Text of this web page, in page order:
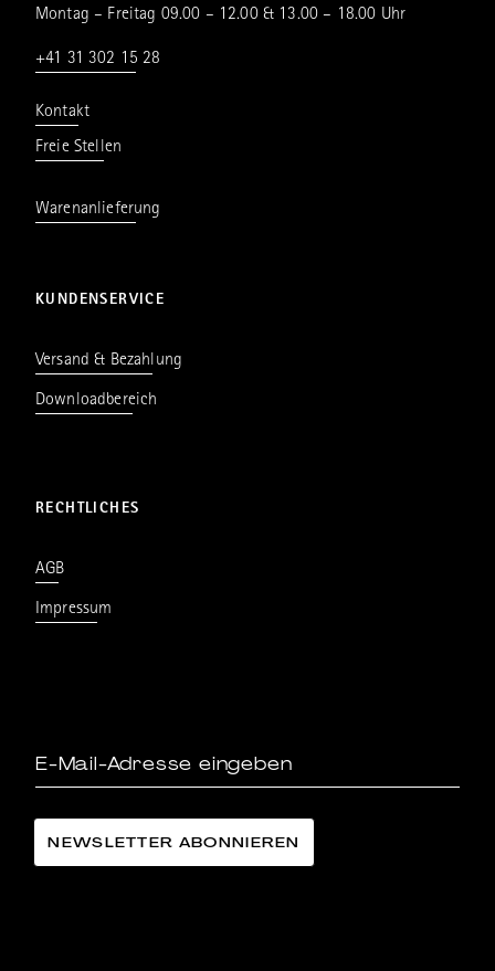
Montag – Freitag 09.00 – 12.00 & 13.00 – 18.00 Uhr
+41 31 302 15 28
Kontakt
Freie Stellen
Warenanlieferung
KUNDENSERVICE
Versand & Bezahlung
Downloadbereich
RECHTLICHES
AGB
Impressum